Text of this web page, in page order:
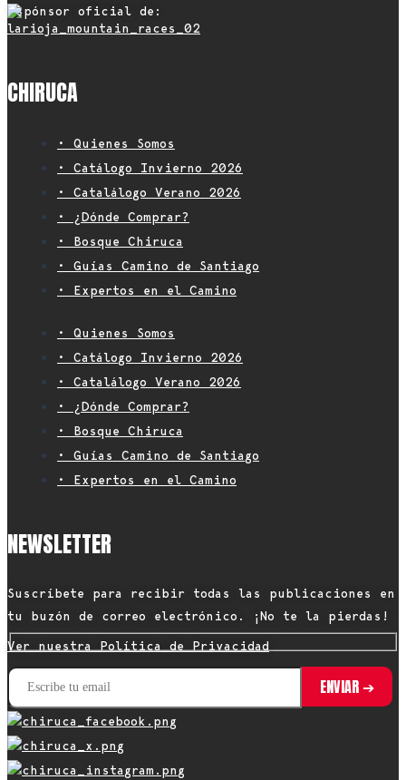
Espónsor oficial de:
CHIRUCA
• Quienes Somos
• Catálogo Invierno 2026
• Catalálogo Verano 2026
• ¿Dónde Comprar?
• Bosque Chiruca
• Guías Camino de Santiago
• Expertos en el Camino
• Quienes Somos
• Catálogo Invierno 2026
• Catalálogo Verano 2026
• ¿Dónde Comprar?
• Bosque Chiruca
• Guías Camino de Santiago
• Expertos en el Camino
NEWSLETTER
Suscríbete para recibir todas las publicaciones en
tu buzón de correo electrónico. ¡No te la pierdas!
Ver nuestra Política de Privacidad